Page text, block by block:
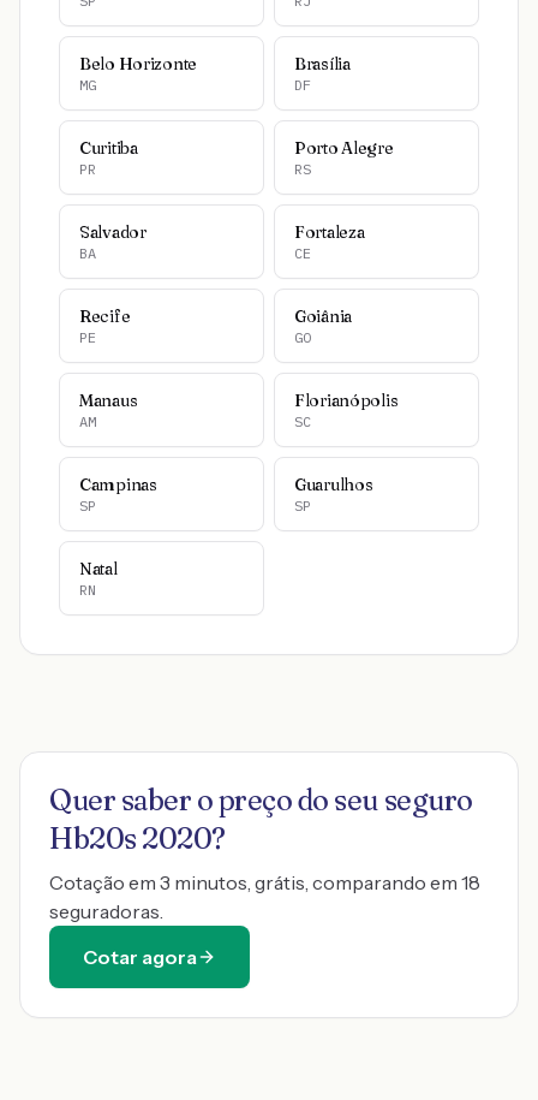
Belo Horizonte
MG
Brasília
DF
Curitiba
PR
Porto Alegre
RS
Salvador
BA
Fortaleza
CE
Recife
PE
Goiânia
GO
Manaus
AM
Florianópolis
SC
Campinas
SP
Guarulhos
SP
Natal
RN
Quer saber o preço do seu seguro
Hb20s 2020?
Cotação em 3 minutos, grátis, comparando em 18
seguradoras.
Cotar agora